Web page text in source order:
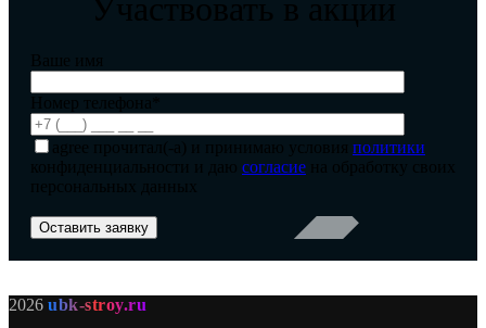
Участвовать в акции
Ваше имя
Номер телефона*
agree прочитал(-а) и принимаю условия политики
конфиденциальности и даю согласие на обработку своих
персональных данных
2026 ubk-stroy.ru